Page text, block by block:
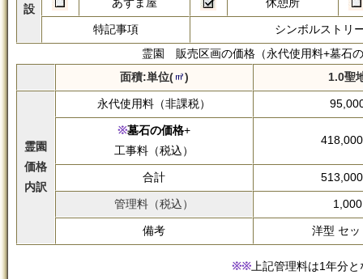
設
特記事項
シンボルストリ
霊園 販売区画の価格（永代使用料+墓
面積:単位(
) 1.0聖
霊園
価格
内訳
永代使用料（非課税）
墓石の価格+
工事料（税込）
合計
管理料（税込） 1,000
備考 洋型 セッ
上記管理料は1年分と